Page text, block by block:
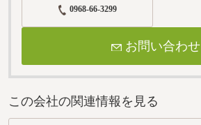
0968-66-3299
お問い合わせ
この会社の関連情報を見る